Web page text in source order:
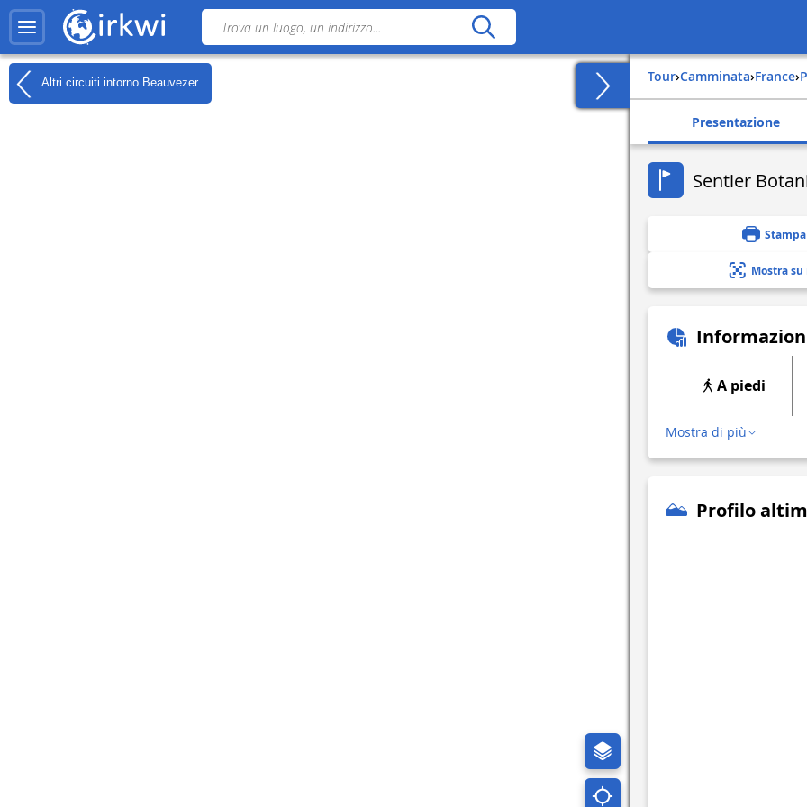
Altri circuiti intorno Beauvezer Tour› Camminata› france›
Presentazione
Sentier
Stampa
Mostra
A piedi
Mostra di più
Profilo